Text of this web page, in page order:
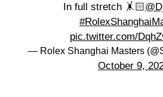
In full stretch 🤸🏻
pic.twitter.com/
— Rolex Shanghai Masters
October 9,